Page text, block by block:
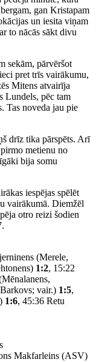
gan Kristapam
un iesita viņam
to nācās sākt divu
sekām, pārvēršot
pret trīs vairākumu,
Mitens atvairīja
Lundels, pēc tam
Tas noveda jau pie
drīz tika pārspēts. Arī
metienu no
bija somu
iespējas spēlēt
vairākumā. Diemžēl
otro reizi šodien
(Merele,
1:2, 15:22
vair.) 1:5,
1:6, 45:36 Retu
Makfarleins (ASV)